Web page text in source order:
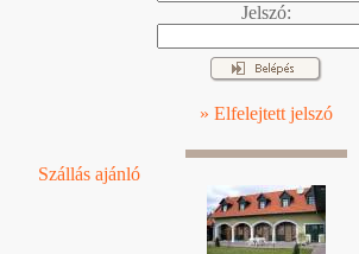
Jelszó:
» Elfelejtett jelszó
Szállás ajánló